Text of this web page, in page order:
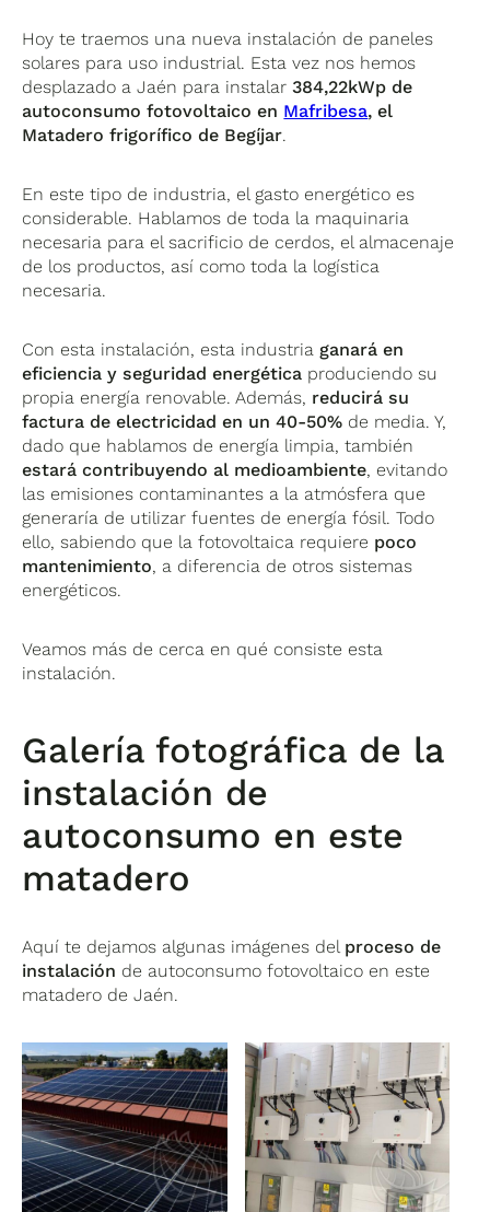
Hoy te traemos una nueva instalación de paneles
solares para uso industrial. Esta vez nos hemos
desplazado a Jaén para instalar384,22kWp de
autoconsumo fotovoltaico en Mafribesa, el
Matadero frigorífico de Begíjar.
En este tipo de industria, el gasto energético es
considerable. Hablamos de toda la maquinaria
necesaria para el sacrificio de cerdos, el almacenaje
de los productos, así como toda la logística
necesaria.
Con esta instalación, esta industria ganará en
eficiencia y seguridad energética produciendo su
propia energía renovable. Además, reducirá su
factura de electricidad en un 40-50% de media. Y,
dado que hablamos de energía limpia, también
estará contribuyendo al medioambiente, evitando
las emisiones contaminantes a la atmósfera que
generaría de utilizar fuentes de energía fósil. Todo
ello, sabiendo que la fotovoltaica requiere poco
mantenimiento, a diferencia de otros sistemas
energéticos.
Veamos más de cerca en qué consiste esta
instalación.
Galería fotográfica de la
instalación de
autoconsumo en este
matadero
Aquí te dejamos algunas imágenes del proceso de
instalación de autoconsumo fotovoltaico en este
matadero de Jaén.